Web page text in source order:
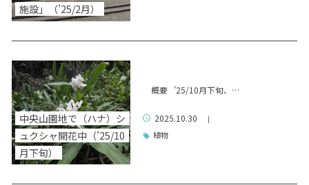
施設」（’25/2月）
中央山園地で（ハナ）シ
ュクシャ開花中（’25/10
月下旬）
概要 ’25/10月下旬、…
2025.10.30 |
植物